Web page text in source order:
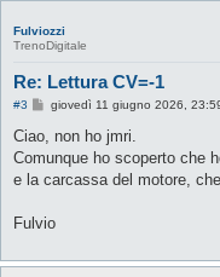
Fulviozzi
TrenoDigitale
Re: Lettura CV=-1
#3
M
s
a
g
o
giovedì 11 giugno 2026,
Ciao, non ho jmri.
Comunque ho scoperto che
e la carcassa del motore,
Fulvio